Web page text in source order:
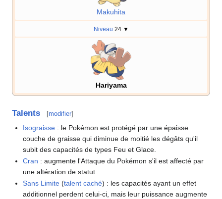
Makuhita
Niveau 24 ▼
Hariyama
Talents [modifier]
Isograisse : le Pokémon est protégé par une épaisse
couche de graisse qui diminue de moitié les dégâts qu'il
subit des capacités de types Feu et Glace.
Cran : augmente l'Attaque du Pokémon s'il est affecté par
une altération de statut.
Sans Limite (talent caché) : les capacités ayant un effet
additionnel perdent celui-ci, mais leur puissance augmente